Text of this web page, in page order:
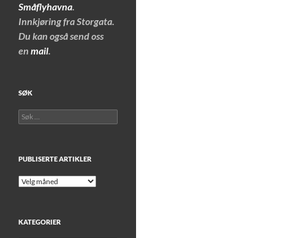
Småflyhavna.
Innkjøring fra Storgata.
Du kan også send oss
en mail.
SØK
Søk
etter:
PUBLISERTE ARTIKLER
Publiserte
KATEGORIER